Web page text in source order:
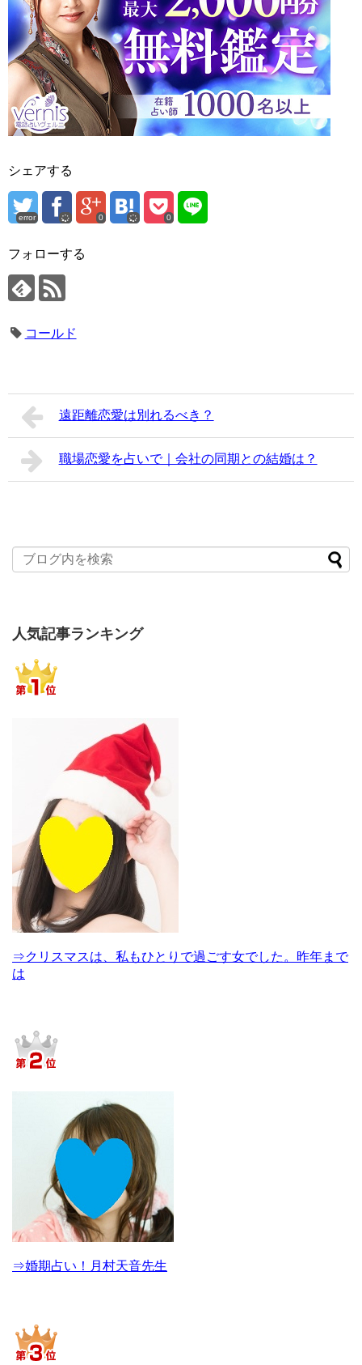
シェアする
error 0 0
フォローする
コールド
遠距離恋愛は別れるべき？
職場恋愛を占いで｜会社の同期との結婚は？
人気記事ランキング
⇒クリスマスは、私もひとりで過ごす女でした。昨年まで
は
⇒婚期占い！月村天音先生